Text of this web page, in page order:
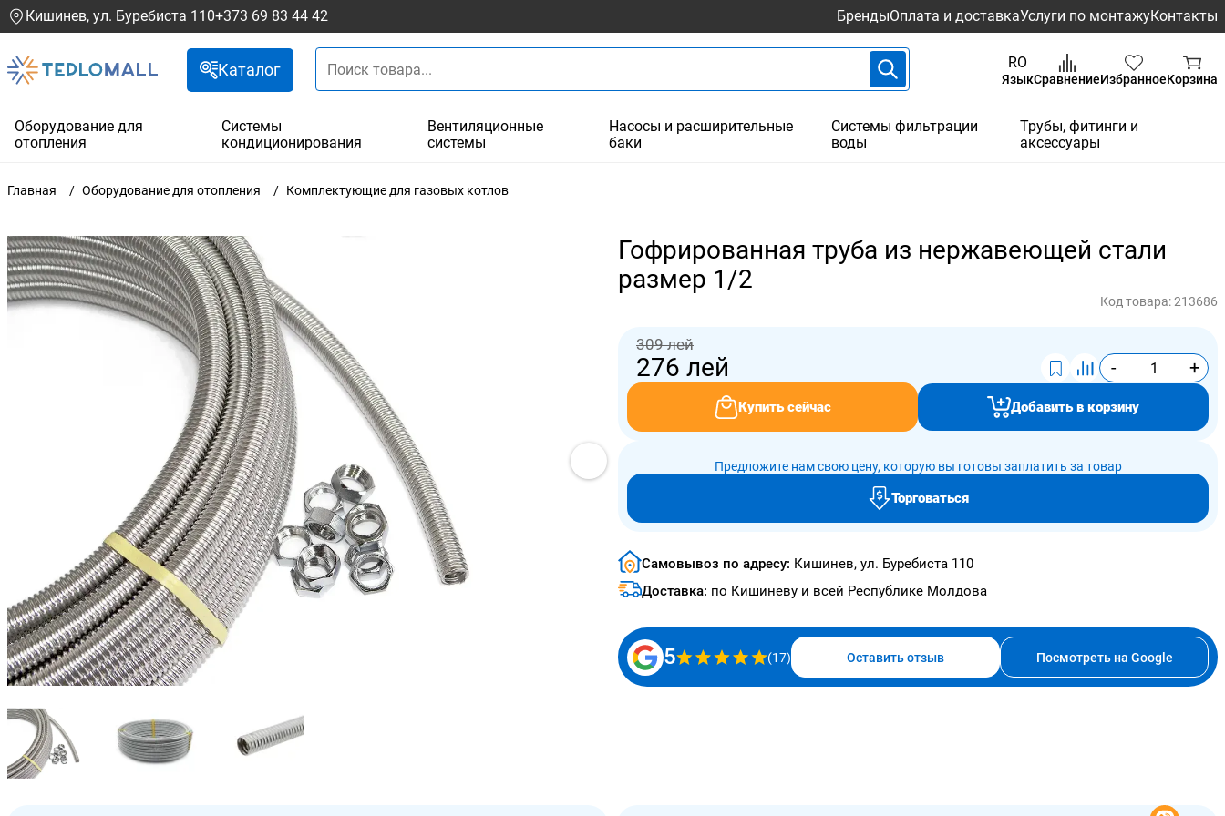
Кишинев, ул. Буребиста 110+373 69 83 44 42 БрендыОплата и доставкаУслуги по монтажуКонтакты
Каталог RO
ЯзыкСравнениеИзбранноеКорзина
Оборудование для
отопления
Системы
кондиционирования
Вентиляционные
системы
Насосы и расширительные
баки
Системы фильтрации
воды
Трубы, фитинги и
аксессуары
Главная Оборудование для отопления Комплектующие для газовых котлов
Гофрированная труба из нержавеющей стали
размер 1/2
Код товара:213686
309 лей
276 лей - +
Купить сейчас Добавить в корзину
Предложите нам свою цену, которую вы готовы заплатить за товар
Торговаться
Самовывоз по адресу: Кишинев, ул. Буребиста 110
Доставка: по Кишиневу и всей Республике Молдова
5 (17) Оставить отзыв Посмотреть на Google